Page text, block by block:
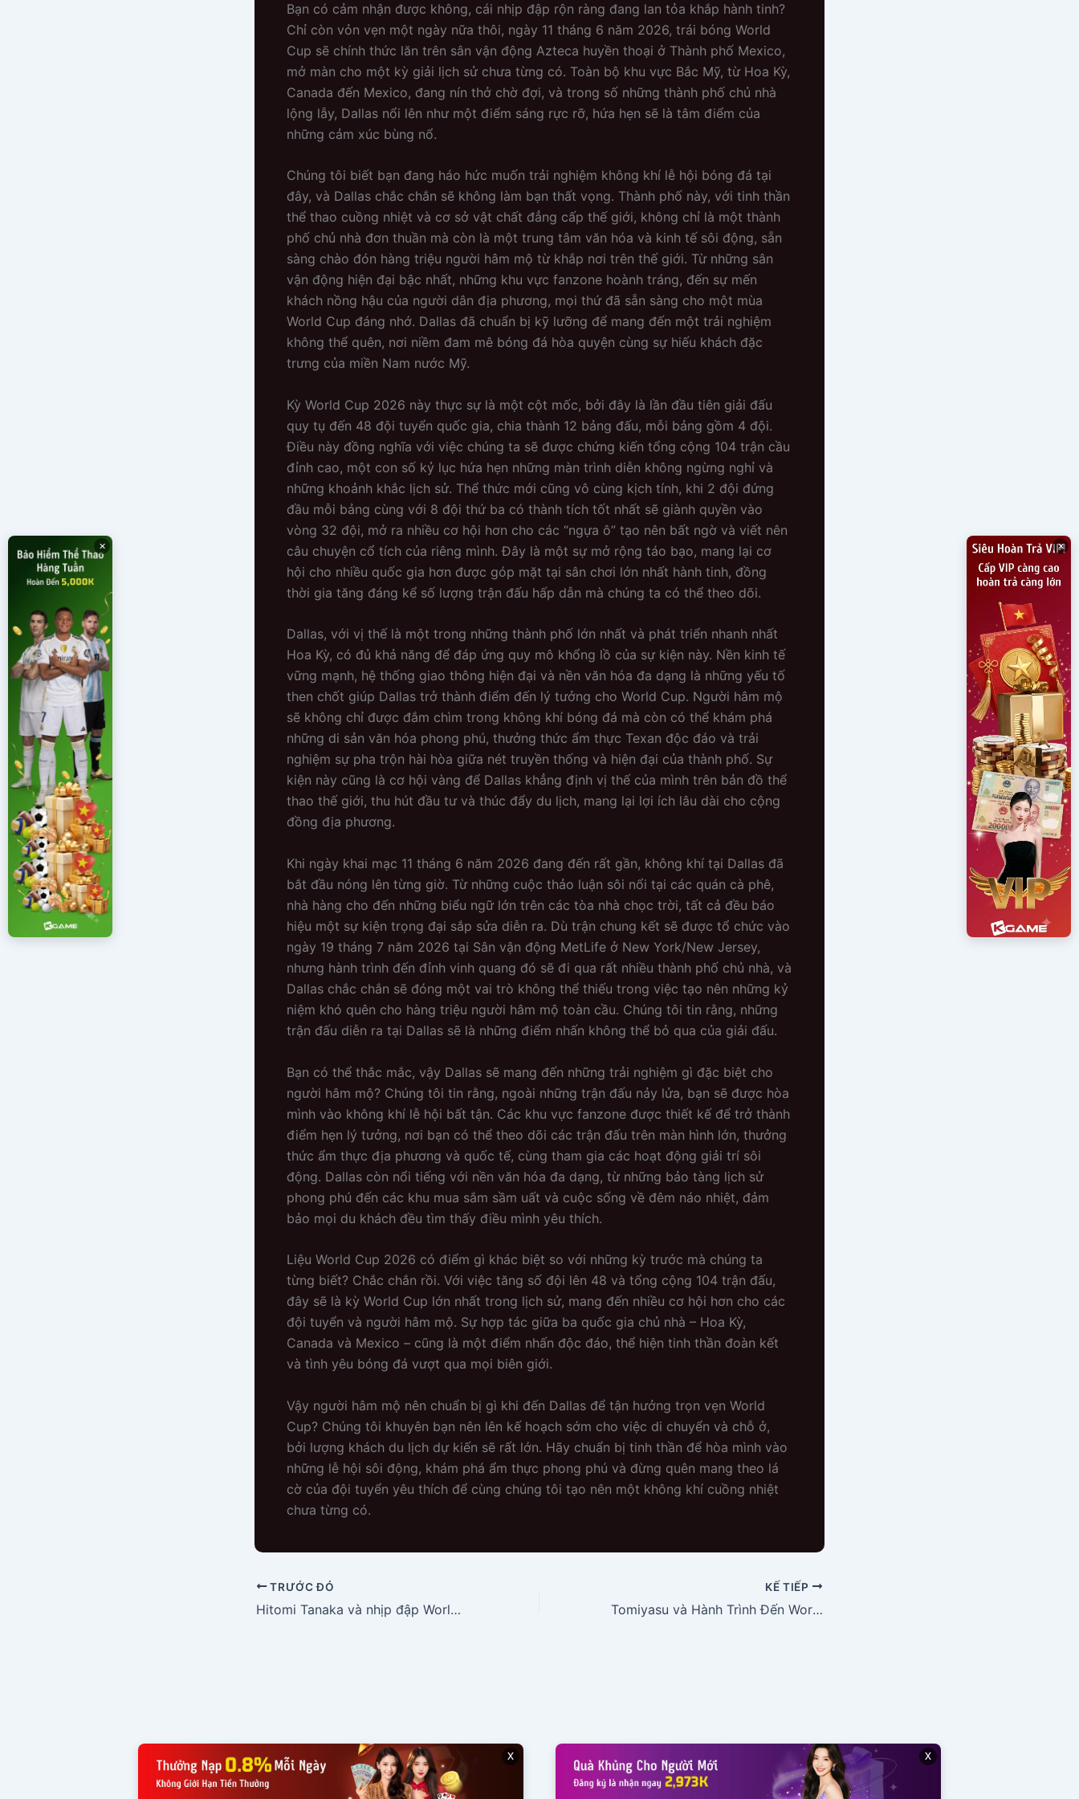
Bạn có cảm nhận được không, cái nhịp đập rộn ràng đang lan tỏa khắp hành tinh?
Chỉ còn vỏn vẹn một ngày nữa thôi, ngày 11 tháng 6 năm 2026, trái bóng World
Cup sẽ chính thức lăn trên sân vận động Azteca huyền thoại ở Thành phố Mexico,
mở màn cho một kỳ giải lịch sử chưa từng có. Toàn bộ khu vực Bắc Mỹ, từ Hoa Kỳ,
Canada đến Mexico, đang nín thở chờ đợi, và trong số những thành phố chủ nhà
lộng lẫy, Dallas nổi lên như một điểm sáng rực rỡ, hứa hẹn sẽ là tâm điểm của
những cảm xúc bùng nổ.
Chúng tôi biết bạn đang háo hức muốn trải nghiệm không khí lễ hội bóng đá tại
đây, và Dallas chắc chắn sẽ không làm bạn thất vọng. Thành phố này, với tinh thần
thể thao cuồng nhiệt và cơ sở vật chất đẳng cấp thế giới, không chỉ là một thành
phố chủ nhà đơn thuần mà còn là một trung tâm văn hóa và kinh tế sôi động, sẵn
sàng chào đón hàng triệu người hâm mộ từ khắp nơi trên thế giới. Từ những sân
vận động hiện đại bậc nhất, những khu vực fanzone hoành tráng, đến sự mến
khách nồng hậu của người dân địa phương, mọi thứ đã sẵn sàng cho một mùa
World Cup đáng nhớ. Dallas đã chuẩn bị kỹ lưỡng để mang đến một trải nghiệm
không thể quên, nơi niềm đam mê bóng đá hòa quyện cùng sự hiếu khách đặc
trưng của miền Nam nước Mỹ.
Kỳ World Cup 2026 này thực sự là một cột mốc, bởi đây là lần đầu tiên giải đấu
quy tụ đến 48 đội tuyển quốc gia, chia thành 12 bảng đấu, mỗi bảng gồm 4 đội.
Điều này đồng nghĩa với việc chúng ta sẽ được chứng kiến tổng cộng 104 trận cầu
đỉnh cao, một con số kỷ lục hứa hẹn những màn trình diễn không ngừng nghỉ và
những khoảnh khắc lịch sử. Thể thức mới cũng vô cùng kịch tính, khi 2 đội đứng
đầu mỗi bảng cùng với 8 đội thứ ba có thành tích tốt nhất sẽ giành quyền vào
vòng 32 đội, mở ra nhiều cơ hội hơn cho các “ngựa ô” tạo nên bất ngờ và viết nên
câu chuyện cổ tích của riêng mình. Đây là một sự mở rộng táo bạo, mang lại cơ
hội cho nhiều quốc gia hơn được góp mặt tại sân chơi lớn nhất hành tinh, đồng
thời gia tăng đáng kể số lượng trận đấu hấp dẫn mà chúng ta có thể theo dõi.
Dallas, với vị thế là một trong những thành phố lớn nhất và phát triển nhanh nhất
Hoa Kỳ, có đủ khả năng để đáp ứng quy mô khổng lồ của sự kiện này. Nền kinh tế
vững mạnh, hệ thống giao thông hiện đại và nền văn hóa đa dạng là những yếu tố
then chốt giúp Dallas trở thành điểm đến lý tưởng cho World Cup. Người hâm mộ
sẽ không chỉ được đắm chìm trong không khí bóng đá mà còn có thể khám phá
những di sản văn hóa phong phú, thưởng thức ẩm thực Texan độc đáo và trải
nghiệm sự pha trộn hài hòa giữa nét truyền thống và hiện đại của thành phố. Sự
kiện này cũng là cơ hội vàng để Dallas khẳng định vị thế của mình trên bản đồ thể
thao thế giới, thu hút đầu tư và thúc đẩy du lịch, mang lại lợi ích lâu dài cho cộng
đồng địa phương.
Khi ngày khai mạc 11 tháng 6 năm 2026 đang đến rất gần, không khí tại Dallas đã
bắt đầu nóng lên từng giờ. Từ những cuộc thảo luận sôi nổi tại các quán cà phê,
nhà hàng cho đến những biểu ngữ lớn trên các tòa nhà chọc trời, tất cả đều báo
hiệu một sự kiện trọng đại sắp sửa diễn ra. Dù trận chung kết sẽ được tổ chức vào
ngày 19 tháng 7 năm 2026 tại Sân vận động MetLife ở New York/New Jersey,
nhưng hành trình đến đỉnh vinh quang đó sẽ đi qua rất nhiều thành phố chủ nhà, và
Dallas chắc chắn sẽ đóng một vai trò không thể thiếu trong việc tạo nên những kỷ
niệm khó quên cho hàng triệu người hâm mộ toàn cầu. Chúng tôi tin rằng, những
trận đấu diễn ra tại Dallas sẽ là những điểm nhấn không thể bỏ qua của giải đấu.
Bạn có thể thắc mắc, vậy Dallas sẽ mang đến những trải nghiệm gì đặc biệt cho
người hâm mộ? Chúng tôi tin rằng, ngoài những trận đấu nảy lửa, bạn sẽ được hòa
mình vào không khí lễ hội bất tận. Các khu vực fanzone được thiết kế để trở thành
điểm hẹn lý tưởng, nơi bạn có thể theo dõi các trận đấu trên màn hình lớn, thưởng
thức ẩm thực địa phương và quốc tế, cùng tham gia các hoạt động giải trí sôi
động. Dallas còn nổi tiếng với nền văn hóa đa dạng, từ những bảo tàng lịch sử
phong phú đến các khu mua sắm sầm uất và cuộc sống về đêm náo nhiệt, đảm
bảo mọi du khách đều tìm thấy điều mình yêu thích.
Liệu World Cup 2026 có điểm gì khác biệt so với những kỳ trước mà chúng ta
từng biết? Chắc chắn rồi. Với việc tăng số đội lên 48 và tổng cộng 104 trận đấu,
đây sẽ là kỳ World Cup lớn nhất trong lịch sử, mang đến nhiều cơ hội hơn cho các
đội tuyển và người hâm mộ. Sự hợp tác giữa ba quốc gia chủ nhà – Hoa Kỳ,
Canada và Mexico – cũng là một điểm nhấn độc đáo, thể hiện tinh thần đoàn kết
và tình yêu bóng đá vượt qua mọi biên giới.
Vậy người hâm mộ nên chuẩn bị gì khi đến Dallas để tận hưởng trọn vẹn World
Cup? Chúng tôi khuyên bạn nên lên kế hoạch sớm cho việc di chuyển và chỗ ở,
bởi lượng khách du lịch dự kiến sẽ rất lớn. Hãy chuẩn bị tinh thần để hòa mình vào
những lễ hội sôi động, khám phá ẩm thực phong phú và đừng quên mang theo lá
cờ của đội tuyển yêu thích để cùng chúng tôi tạo nên một không khí cuồng nhiệt
chưa từng có.
TRƯỚC ĐÓ
Hitomi Tanaka và nhịp đập World Cup 2026: Chỉ còn 1 ngày!
KẾ TIẾP
Tomiyasu và Hành Trình Đến World Cup 2026: Chỉ Còn 1 Ngày!
x x
× ×